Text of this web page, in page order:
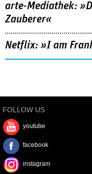
arte-Mediathek:
Zauberer«
Netflix: »I am
FOLLOW US
youtube
facebook
instagram